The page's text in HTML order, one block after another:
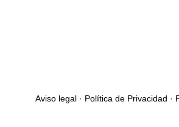
Aviso legal· Política de Privacidad ·